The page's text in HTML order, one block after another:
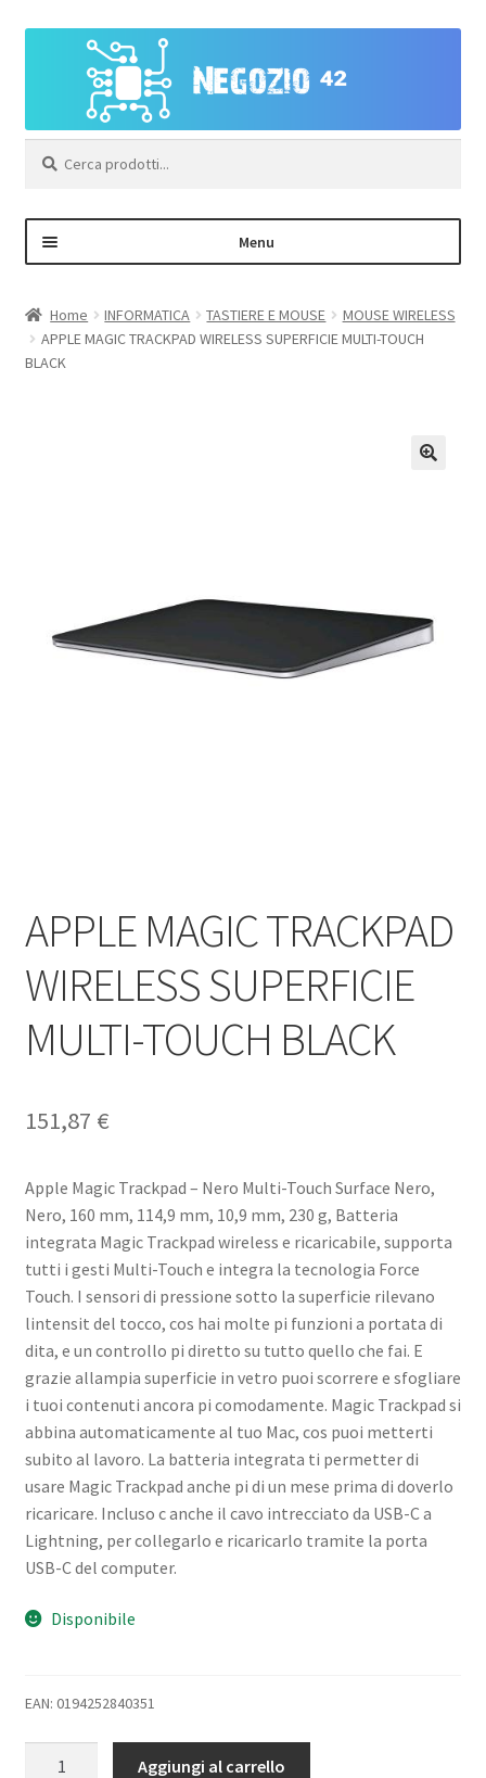
navigazione
contenuto
Menu
Area Personale – Registrazione
Home INFORMATICA TASTIERE E MOUSE
MOUSE WIRELESS
APPLE MAGIC TRACKPAD WIRELESS SUPERFICIE MULTI-TOUCH
BLACK
APPLE MAGIC TRACKPAD
WIRELESS SUPERFICIE
MULTI-TOUCH BLACK
151,87 €
Apple Magic Trackpad – Nero Multi-Touch Surface Nero,
Nero, 160 mm, 114,9 mm, 10,9 mm, 230 g, Batteria
integrata Magic Trackpad wireless e ricaricabile, supporta
tutti i gesti Multi-Touch e integra la tecnologia Force
Touch. I sensori di pressione sotto la superficie rilevano
lintensit del tocco, cos hai molte pi funzioni a portata di
dita, e un controllo pi diretto su tutto quello che fai. E
grazie allampia superficie in vetro puoi scorrere e sfogliare
i tuoi contenuti ancora pi comodamente. Magic Trackpad si
abbina automaticamente al tuo Mac, cos puoi metterti
subito al lavoro. La batteria integrata ti permetter di
usare Magic Trackpad anche pi di un mese prima di doverlo
ricaricare. Incluso c anche il cavo intrecciato da USB-C a
Lightning, per collegarlo e ricaricarlo tramite la porta
USB-C del computer.
Disponibile
EAN: 0194252840351
Aggiungi al carrello